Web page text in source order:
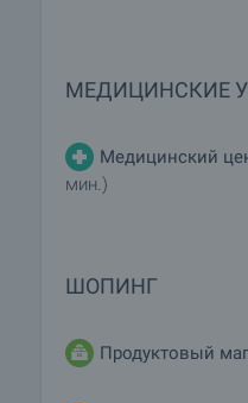
МЕДИЦИНСКИЕ
Медицинский
мин.)
ШОПИНГ
Продуктовый